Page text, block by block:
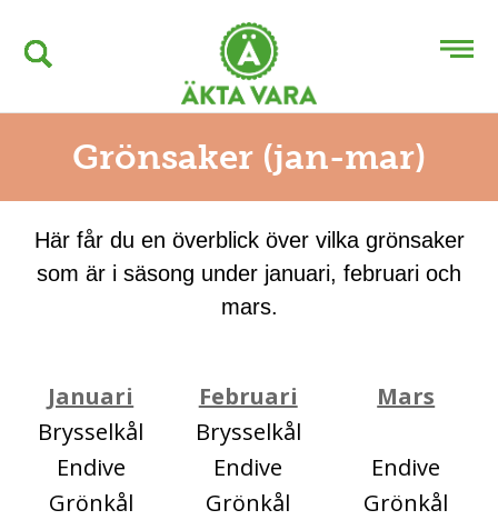
Grönsaker (jan-mar)
Här får du en överblick över vilka grönsaker
som är i säsong under januari, februari och
mars.
Januari Februari
Mars
Brysselkål
Brysselkål
Endive
Endive
Endive
Grönkål
Grönkål
Grönkål